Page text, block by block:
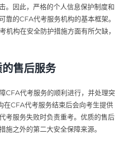
。因此，严格的个人信息保护制度和
靠的CFA代考服务机构的基本框架。
机构在安全防护措施方面有所欠缺，
售后服务
CFA代考服务的顺利进行，并处理突
CFA代考服务结束后会向考生提供
考服务失败时负责重考。优质的售后
施之外的第二大安全保障来源。